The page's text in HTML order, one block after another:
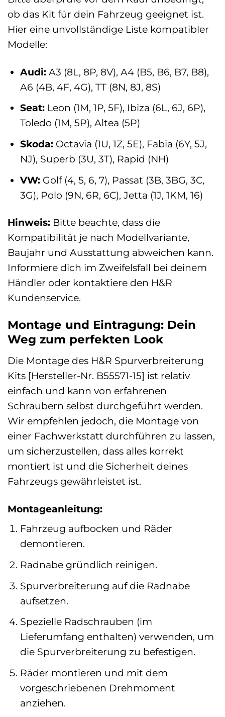
ob das Kit für dein Fahrzeug geeignet ist.
Hier eine unvollständige Liste kompatibler
Modelle:
Audi:A3 (8L, 8P, 8V), A4 (B5, B6, B7, B8),
A6 (4B, 4F, 4G), TT (8N, 8J, 8S)
Seat:Leon (1M, 1P, 5F), Ibiza (6L, 6J, 6P),
Toledo (1M, 5P), Altea (5P)
Skoda:Octavia (1U, 1Z, 5E), Fabia (6Y, 5J,
NJ), Superb (3U, 3T), Rapid (NH)
VW:Golf (4, 5, 6, 7), Passat (3B, 3BG, 3C,
3G), Polo (9N, 6R, 6C), Jetta (1J, 1KM, 16)
Hinweis: Bitte beachte, dass die
Kompatibilität je nach Modellvariante,
Baujahr und Ausstattung abweichen kann.
Informiere dich im Zweifelsfall bei deinem
Händler oder kontaktiere den H&R
Kundenservice.
Montage und Eintragung: Dein
Weg zum perfekten Look
Die Montage des H&R Spurverbreiterung
Kits [Hersteller-Nr. B55571-15] ist relativ
einfach und kann von erfahrenen
Schraubern selbst durchgeführt werden.
Wir empfehlen jedoch, die Montage von
einer Fachwerkstatt durchführen zu lassen,
um sicherzustellen, dass alles korrekt
montiert ist und die Sicherheit deines
Fahrzeugs gewährleistet ist.
Montageanleitung:
Fahrzeug aufbocken und Räder
demontieren.
Radnabe gründlich reinigen.
Spurverbreiterung auf die Radnabe
aufsetzen.
Spezielle Radschrauben (im
Lieferumfang enthalten) verwenden, um
die Spurverbreiterung zu befestigen.
Räder montieren und mit dem
vorgeschriebenen Drehmoment
anziehen.